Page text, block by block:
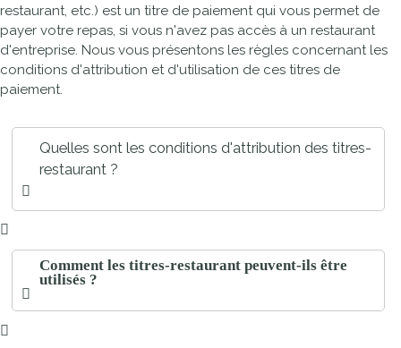
restaurant, etc.) est un titre de paiement qui vous permet de
payer votre repas, si vous n'avez pas accès à un restaurant
d'entreprise. Nous vous présentons les règles concernant les
conditions d'attribution et d'utilisation de ces titres de
paiement.
Quelles sont les conditions d'attribution des titres-
restaurant ?
Comment les titres-restaurant peuvent-ils être
utilisés ?